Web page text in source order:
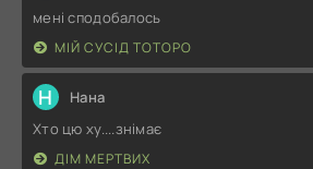
мені сподобалось
МІЙ СУСІД ТОТОРО
Н Нана
Хто цю ху....знімає
ДІМ МЕРТВИХ